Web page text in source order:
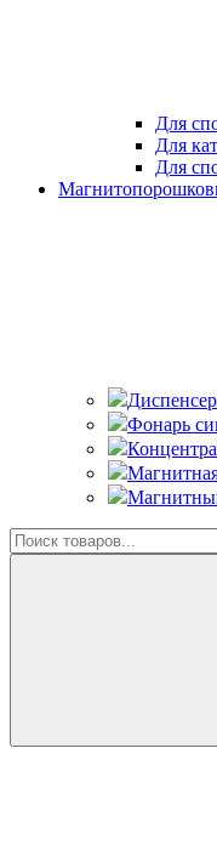
Для
Для
Для
Фонарь